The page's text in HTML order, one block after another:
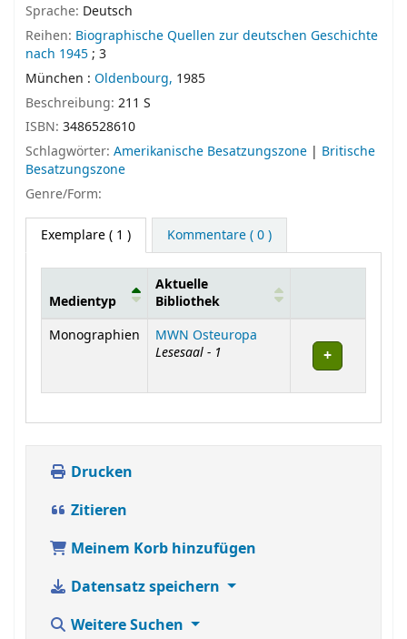
Sprache: Deutsch
Reihen: Biographische Quellen zur deutschen Geschichte
nach 1945; 3
München : Oldenbourg, 1985
Beschreibung: 211 S
ISBN: 3486528610
Schlagwörter: Amerikanische Besatzungszone | Britische
Besatzungszone
Genre/Form:
Exemplare( 1 ) Kommentare ( 0 )
Exemplare
Medientyp
Aktuelle
Bibliothek
Monographien
MWN Osteuropa
Lesesaal - 1
Drucken
Zitieren
Meinem Korb hinzufügen
Datensatz speichern
Weitere Suchen